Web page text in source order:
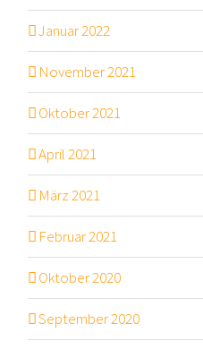
Januar 2022
November 2021
Oktober 2021
April 2021
März 2021
Februar 2021
Oktober 2020
September 2020